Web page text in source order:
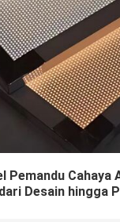
Pemandu Cahaya
Desain hingga